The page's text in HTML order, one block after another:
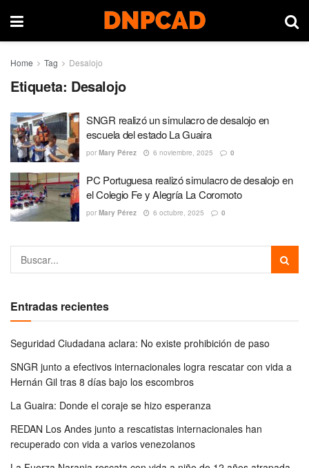
Home Tag Desalojo
Etiqueta: Desalojo
SNGR realizó un simulacro de desalojo en
escuela del estado La Guaira
por Mary Pérez 6 noviembre, 2025 0
PC Portuguesa realizó simulacro de desalojo en
el Colegio Fe y Alegría La Coromoto
por Mary Pérez 6 octubre, 2025 0
Entradas recientes
Seguridad Ciudadana aclara: No existe prohibición de paso
SNGR junto a efectivos internacionales logra rescatar con vida a
Hernán Gil tras 8 días bajo los escombros
La Guaira: Donde el coraje se hizo esperanza
REDAN Los Andes junto a rescatistas internacionales han
recuperado con vida a varios venezolanos